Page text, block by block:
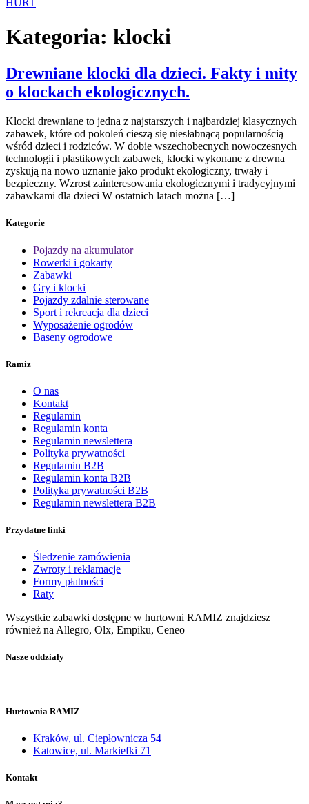
HURT
Kategoria: klocki
Drewniane klocki dla dzieci. Fakty i mity
o klockach ekologicznych.
Klocki drewniane to jedna z najstarszych i najbardziej klasycznych
zabawek, które od pokoleń cieszą się niesłabnącą popularnością
wśród dzieci i rodziców. W dobie wszechobecnych nowoczesnych
technologii i plastikowych zabawek, klocki wykonane z drewna
zyskują na nowo uznanie jako produkt ekologiczny, trwały i
bezpieczny. Wzrost zainteresowania ekologicznymi i tradycyjnymi
zabawkami dla dzieci W ostatnich latach można […]
Kategorie
Pojazdy na akumulator
Rowerki i gokarty
Zabawki
Gry i klocki
Pojazdy zdalnie sterowane
Sport i rekreacja dla dzieci
Wyposażenie ogrodów
Baseny ogrodowe
Ramiz
O nas
Kontakt
Regulamin
Regulamin konta
Regulamin newslettera
Polityka prywatności
Regulamin B2B
Regulamin konta B2B
Polityka prywatności B2B
Regulamin newslettera B2B
Przydatne linki
Śledzenie zamówienia
Zwroty i reklamacje
Formy płatności
Raty
Wszystkie zabawki dostępne w hurtowni RAMIZ znajdziesz
również na Allegro, Olx, Empiku, Ceneo
Nasze oddziały
Hurtownia RAMIZ
Kraków, ul. Ciepłownicza 54
Katowice, ul. Markiefki 71
Kontakt